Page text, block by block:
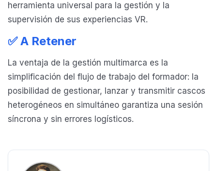
herramienta universal para la gestión y la
supervisión de sus experiencias VR.
✅ A Retener
La ventaja de la gestión multimarca es la
simplificación del flujo de trabajo del formador: la
posibilidad de gestionar, lanzar y transmitir cascos
heterogéneos en simultáneo garantiza una sesión
síncrona y sin errores logísticos.